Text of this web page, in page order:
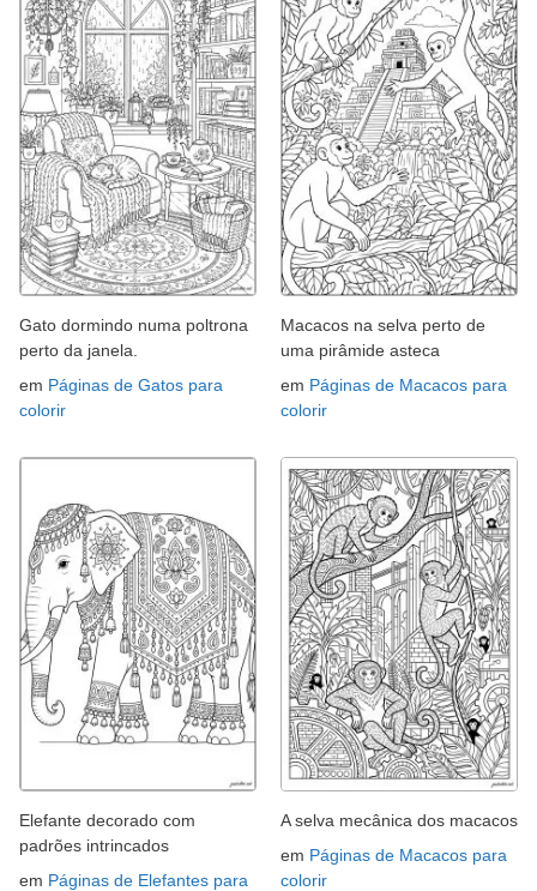
Gato dormindo numa poltrona
perto da janela.
em Páginas de Gatos para
colorir
Macacos na selva perto de
uma pirâmide asteca
em Páginas de Macacos para
colorir
Elefante decorado com
padrões intrincados
em Páginas de Elefantes para
A selva mecânica dos macacos
em Páginas de Macacos para
colorir